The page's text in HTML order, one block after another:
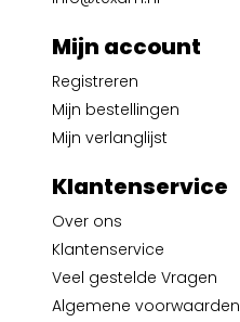
Mijn account
Registreren
Mijn bestellingen
Mijn verlanglijst
Klantenservice
Over ons
Klantenservice
Veel gestelde Vragen
Algemene voorwaarden